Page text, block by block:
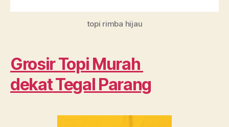
topi rimba hijau
Grosir Topi Murah
dekatTegal Parang